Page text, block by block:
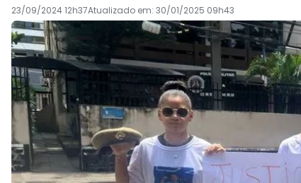
23/09/2024 12h37Atualizado em: 30/01/2025 09h43